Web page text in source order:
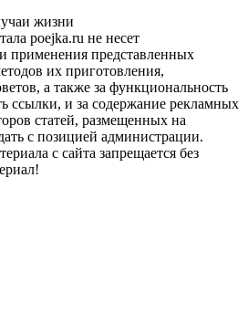
жизни
poejka.ru не несет
применения представленных
их приготовления,
а также за функциональность
ссылки, и за содержание рекламных
статей, размещенных на
с позицией администрации.
с сайта запрещается без